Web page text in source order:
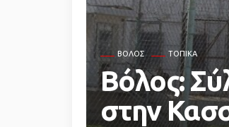
ΒΌΛΟΣ ΤΟΠΙΚΆ
Βόλος:
στην